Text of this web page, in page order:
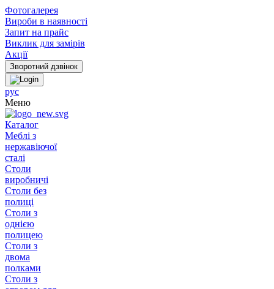
Фотогалерея
Вироби в наявності
Запит на прайс
Виклик для замірів
Акції
рус
Меню
Каталог
Меблі з
нержавіючої
сталі
Столи
виробничі
Столи без
полиці
Столи з
однією
полицею
Столи з
двома
полками
Столи з